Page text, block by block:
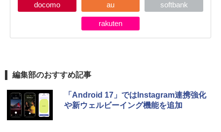
docomo au softbank
rakuten
編集部のおすすめ記事
「Android 17」ではInstagram連携強化
や新ウェルビーイング機能を追加